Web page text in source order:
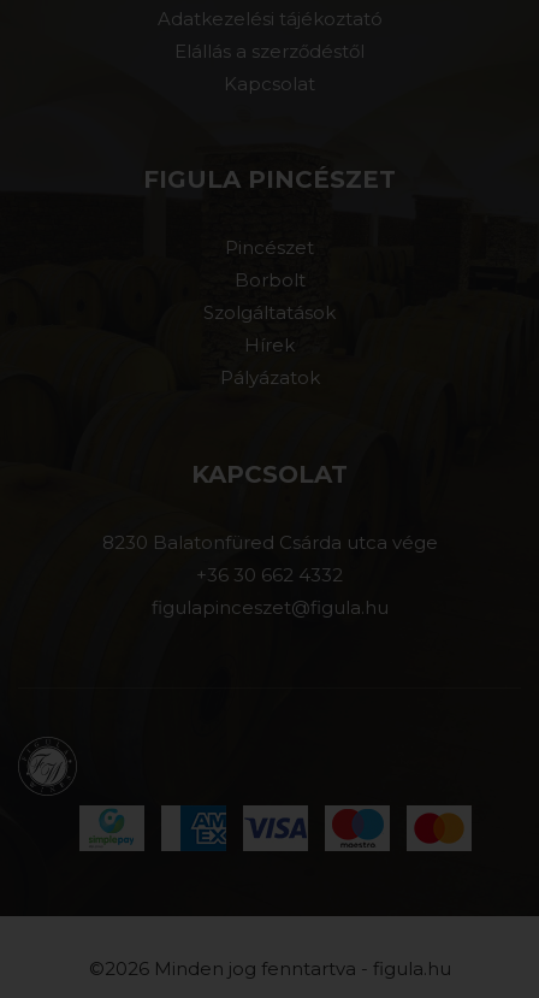
Adatkezelési tájékoztató
Elállás a szerződéstől
Kapcsolat
FIGULA PINCÉSZET
Pincészet
Borbolt
Szolgáltatások
Hírek
Pályázatok
KAPCSOLAT
8230 Balatonfüred Csárda utca vége
+36 30 662 4332
figulapinceszet@figula.hu
©2026 Minden jog fenntartva - figula.hu